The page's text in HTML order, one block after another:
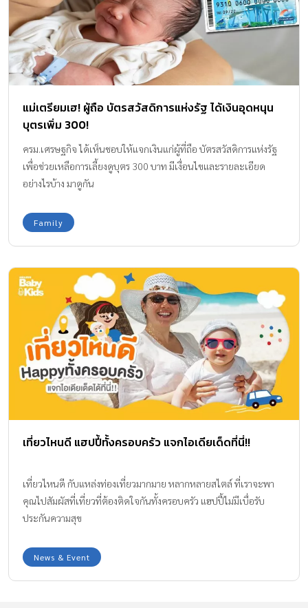
แม่เตรียมเฮ! ผู้ถือ บัตรสวัสดิการแห่งรัฐ ได้เงินอุดหนุน
บุตรเพิ่ม 300!
ครม.เศรษฐกิจ ได้เห็นชอบให้แจกเงินแก่ผู้ที่ถือ บัตรสวัสดิการแห่งรัฐ
เพื่อช่วยเหลือการเลี้ยงดูบุตร 300 บาท มีเงื่อนไขและรายละเอียด
อย่างไรบ้าง มาดูกัน
Family
เที่ยวไหนดี แฮปปี้ทั้งครอบครัว แจกไอเดียเด็ดที่นี่!!
เที่ยวไหนดี กับแหล่งท่องเที่ยวมากมาย หลากหลายสไตล์ ที่เราจะพา
คุณไปสัมผัสที่เที่ยวที่ต้องติดใจกันทั้งครอบครัว แฮปปี้ไม่มีเบื่อรับ
ประกันความสุข
News & Event